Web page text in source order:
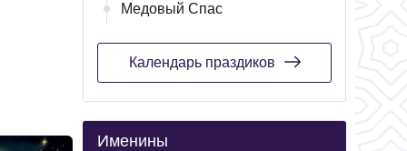
Медовый Спас
Календарь праздиков
Именины